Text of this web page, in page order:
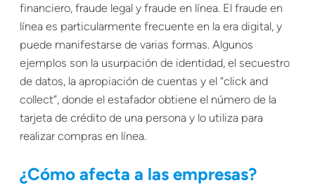
financiero, fraude legal y fraude en línea. El fraude en
línea es particularmente frecuente en la era digital, y
puede manifestarse de varias formas. Algunos
ejemplos son la usurpación de identidad, el secuestro
de datos, la apropiación de cuentas y el “click and
collect”, donde el estafador obtiene el número de la
tarjeta de crédito de una persona y lo utiliza para
realizar compras en línea.
¿Cómo afecta a las empresas?